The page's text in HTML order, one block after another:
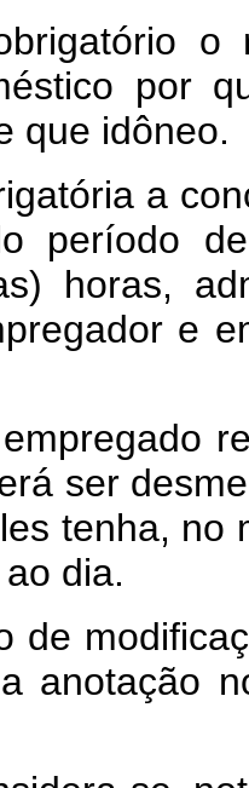
o
por
que idôneo.
a
período
horas,
e
ser
tenha, no
dia.
anotação